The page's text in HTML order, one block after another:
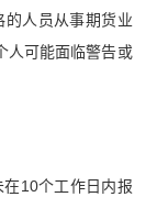
人员从事期货业
人可能面临警告或
10个工作日内报